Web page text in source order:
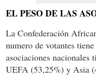
EL PESO DE LAS
La Confederación
numero de votantes
asociaciones nacionales
UEFA (53,25%) y Asia